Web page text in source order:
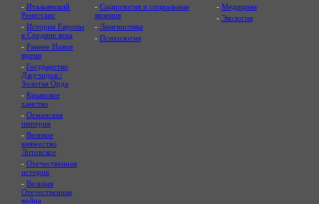
- Итальянский
Ренессанс
- История Европы
в Средние века
- Раннее Новое
время
- Государство
Джучидов /
Золотая Орда
- Крымское
ханство
- Османская
империя
- Великое
княжество
Литовское
- Отечественная
история
- Великая
Отечественная
война
- Социология и социальные
явления
- Лингвистика
- Психология
- Медицина
- Экология